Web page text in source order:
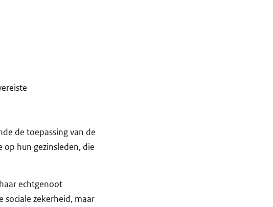
de toepassing van de
op hun gezinsleden, die
echtgenoot
zekerheid, maar